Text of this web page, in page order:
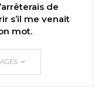
de
s’il me venait
mot.